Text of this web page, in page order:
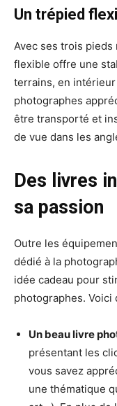
Un trépied
Avec ses trois
flexible offre une
terrains, en
photographes
être transporté et
de vue dans les
Des livres
sa passion
Outre les
dédié à la
idée cadeau pour
photographes.
Un beau livre
présentant les
vous savez
une thématique